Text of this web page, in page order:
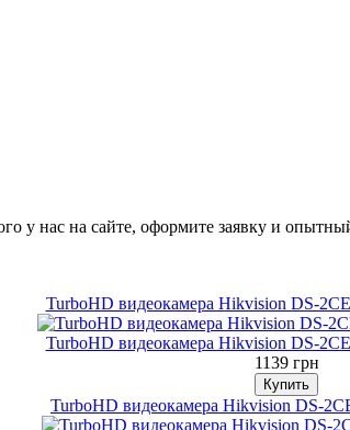
у нас на сайте, оформите заявку и
TurboHD видеокамера Hikvision DS-
TurboHD видеокамера Hikvision DS-
1139 грн
TurboHD видеокамера Hikvision DS-